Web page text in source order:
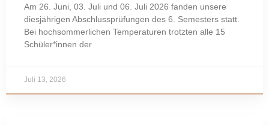
Am 26. Juni, 03. Juli und 06. Juli 2026 fanden unsere
diesjährigen Abschlussprüfungen des 6. Semesters statt.
Bei hochsommerlichen Temperaturen trotzten alle 15
Schüler*innen der
Juli 13, 2026